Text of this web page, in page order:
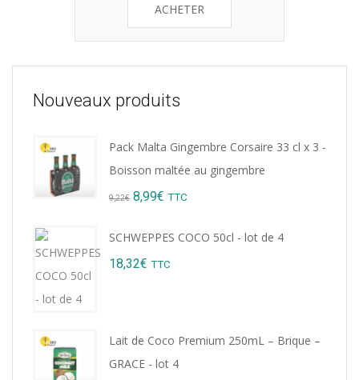
ACHETER
Nouveaux produits
Pack Malta Gingembre Corsaire 33 cl x 3 -
Boisson maltée au gingembre
9,22€ Original
8,99€ Current
TTC
SCHWEPPES COCO 50cl - lot de 4
18,32€ TTC
Lait de Coco Premium 250mL – Brique –
GRACE - lot 4